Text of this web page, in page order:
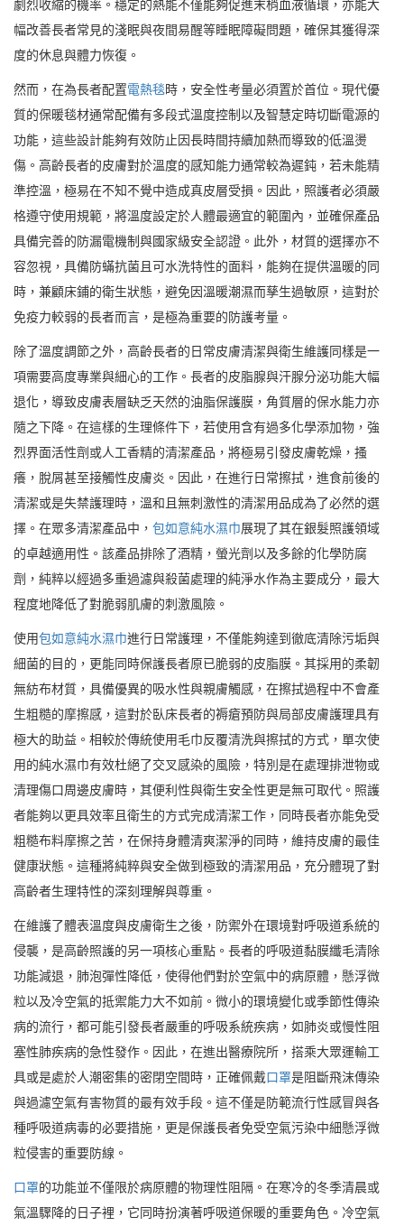
劇烈收縮的機率。穩定的熱能不僅能夠促進末梢血液循環，亦能大
幅改善長者常見的淺眠與夜間易醒等睡眠障礙問題，確保其獲得深
度的休息與體力恢復。
然而，在為長者配置電熱毯時，安全性考量必須置於首位。現代優
質的保暖毯材通常配備有多段式溫度控制以及智慧定時切斷電源的
功能，這些設計能夠有效防止因長時間持續加熱而導致的低溫燙
傷。高齡長者的皮膚對於溫度的感知能力通常較為遲鈍，若未能精
準控溫，極易在不知不覺中造成真皮層受損。因此，照護者必須嚴
格遵守使用規範，將溫度設定於人體最適宜的範圍內，並確保產品
具備完善的防漏電機制與國家級安全認證。此外，材質的選擇亦不
容忽視，具備防蟎抗菌且可水洗特性的面料，能夠在提供溫暖的同
時，兼顧床鋪的衛生狀態，避免因溫暖潮濕而孳生過敏原，這對於
免疫力較弱的長者而言，是極為重要的防護考量。
除了溫度調節之外，高齡長者的日常皮膚清潔與衛生維護同樣是一
項需要高度專業與細心的工作。長者的皮脂腺與汗腺分泌功能大幅
退化，導致皮膚表層缺乏天然的油脂保護膜，角質層的保水能力亦
隨之下降。在這樣的生理條件下，若使用含有過多化學添加物，強
烈界面活性劑或人工香精的清潔產品，將極易引發皮膚乾燥，搔
癢，脫屑甚至接觸性皮膚炎。因此，在進行日常擦拭，進食前後的
清潔或是失禁護理時，溫和且無刺激性的清潔用品成為了必然的選
擇。在眾多清潔產品中， 包如意純水濕巾展現了其在銀髮照護領域
的卓越適用性。該產品排除了酒精，螢光劑以及多餘的化學防腐
劑，純粹以經過多重過濾與殺菌處理的純淨水作為主要成分，最大
程度地降低了對脆弱肌膚的刺激風險。
使用包如意純水濕巾進行日常護理，不僅能夠達到徹底清除污垢與
細菌的目的，更能同時保護長者原已脆弱的皮脂膜。其採用的柔韌
無紡布材質，具備優異的吸水性與親膚觸感，在擦拭過程中不會產
生粗糙的摩擦感，這對於臥床長者的褥瘡預防與局部皮膚護理具有
極大的助益。相較於傳統使用毛巾反覆清洗與擦拭的方式，單次使
用的純水濕巾有效杜絕了交叉感染的風險，特別是在處理排泄物或
清理傷口周邊皮膚時，其便利性與衛生安全性更是無可取代。照護
者能夠以更具效率且衛生的方式完成清潔工作，同時長者亦能免受
粗糙布料摩擦之苦，在保持身體清爽潔淨的同時，維持皮膚的最佳
健康狀態。這種將純粹與安全做到極致的清潔用品，充分體現了對
高齡者生理特性的深刻理解與尊重。
在維護了體表溫度與皮膚衛生之後，防禦外在環境對呼吸道系統的
侵襲，是高齡照護的另一項核心重點。長者的呼吸道黏膜纖毛清除
功能減退，肺泡彈性降低，使得他們對於空氣中的病原體，懸浮微
粒以及冷空氣的抵禦能力大不如前。微小的環境變化或季節性傳染
病的流行，都可能引發長者嚴重的呼吸系統疾病，如肺炎或慢性阻
塞性肺疾病的急性發作。因此，在進出醫療院所，搭乘大眾運輸工
具或是處於人潮密集的密閉空間時，正確佩戴口罩是阻斷飛沫傳染
與過濾空氣有害物質的最有效手段。這不僅是防範流行性感冒與各
種呼吸道病毒的必要措施，更是保護長者免受空氣污染中細懸浮微
粒侵害的重要防線。
口罩的功能並不僅限於病原體的物理性阻隔。在寒冷的冬季清晨或
氣溫驟降的日子裡，它同時扮演著呼吸道保暖的重要角色。冷空氣